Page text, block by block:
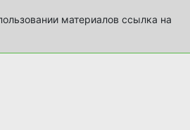
материалов ссылка на